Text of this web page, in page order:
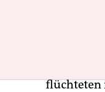
ihnen zu
flüchteten